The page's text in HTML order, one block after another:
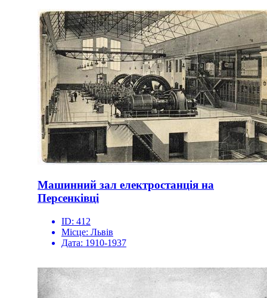
Машинний зал електростанція на
Персенківці
ID: 412
Місце: Львів
Дата: 1910-1937